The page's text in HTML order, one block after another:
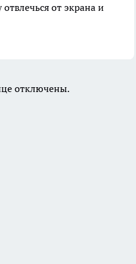
от экрана и
отключены.